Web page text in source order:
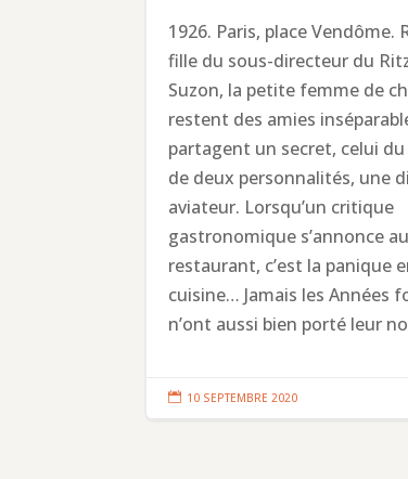
1926. Paris, place Vendôme.
fille du sous-directeur du
Suzon, la petite femme de
restent des amies
partagent un secret, celui
de deux personnalités, une
aviateur. Lorsqu’un critique
gastronomique s’annonce au
restaurant, c’est la panique
cuisine… Jamais les Années
n’ont aussi bien porté leur
 10 SEPTEMBRE 2020